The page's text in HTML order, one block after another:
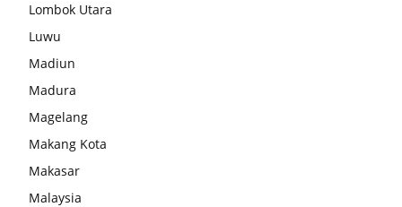
Lombok Utara
Luwu
Madiun
Madura
Magelang
Makang Kota
Makasar
Malaysia